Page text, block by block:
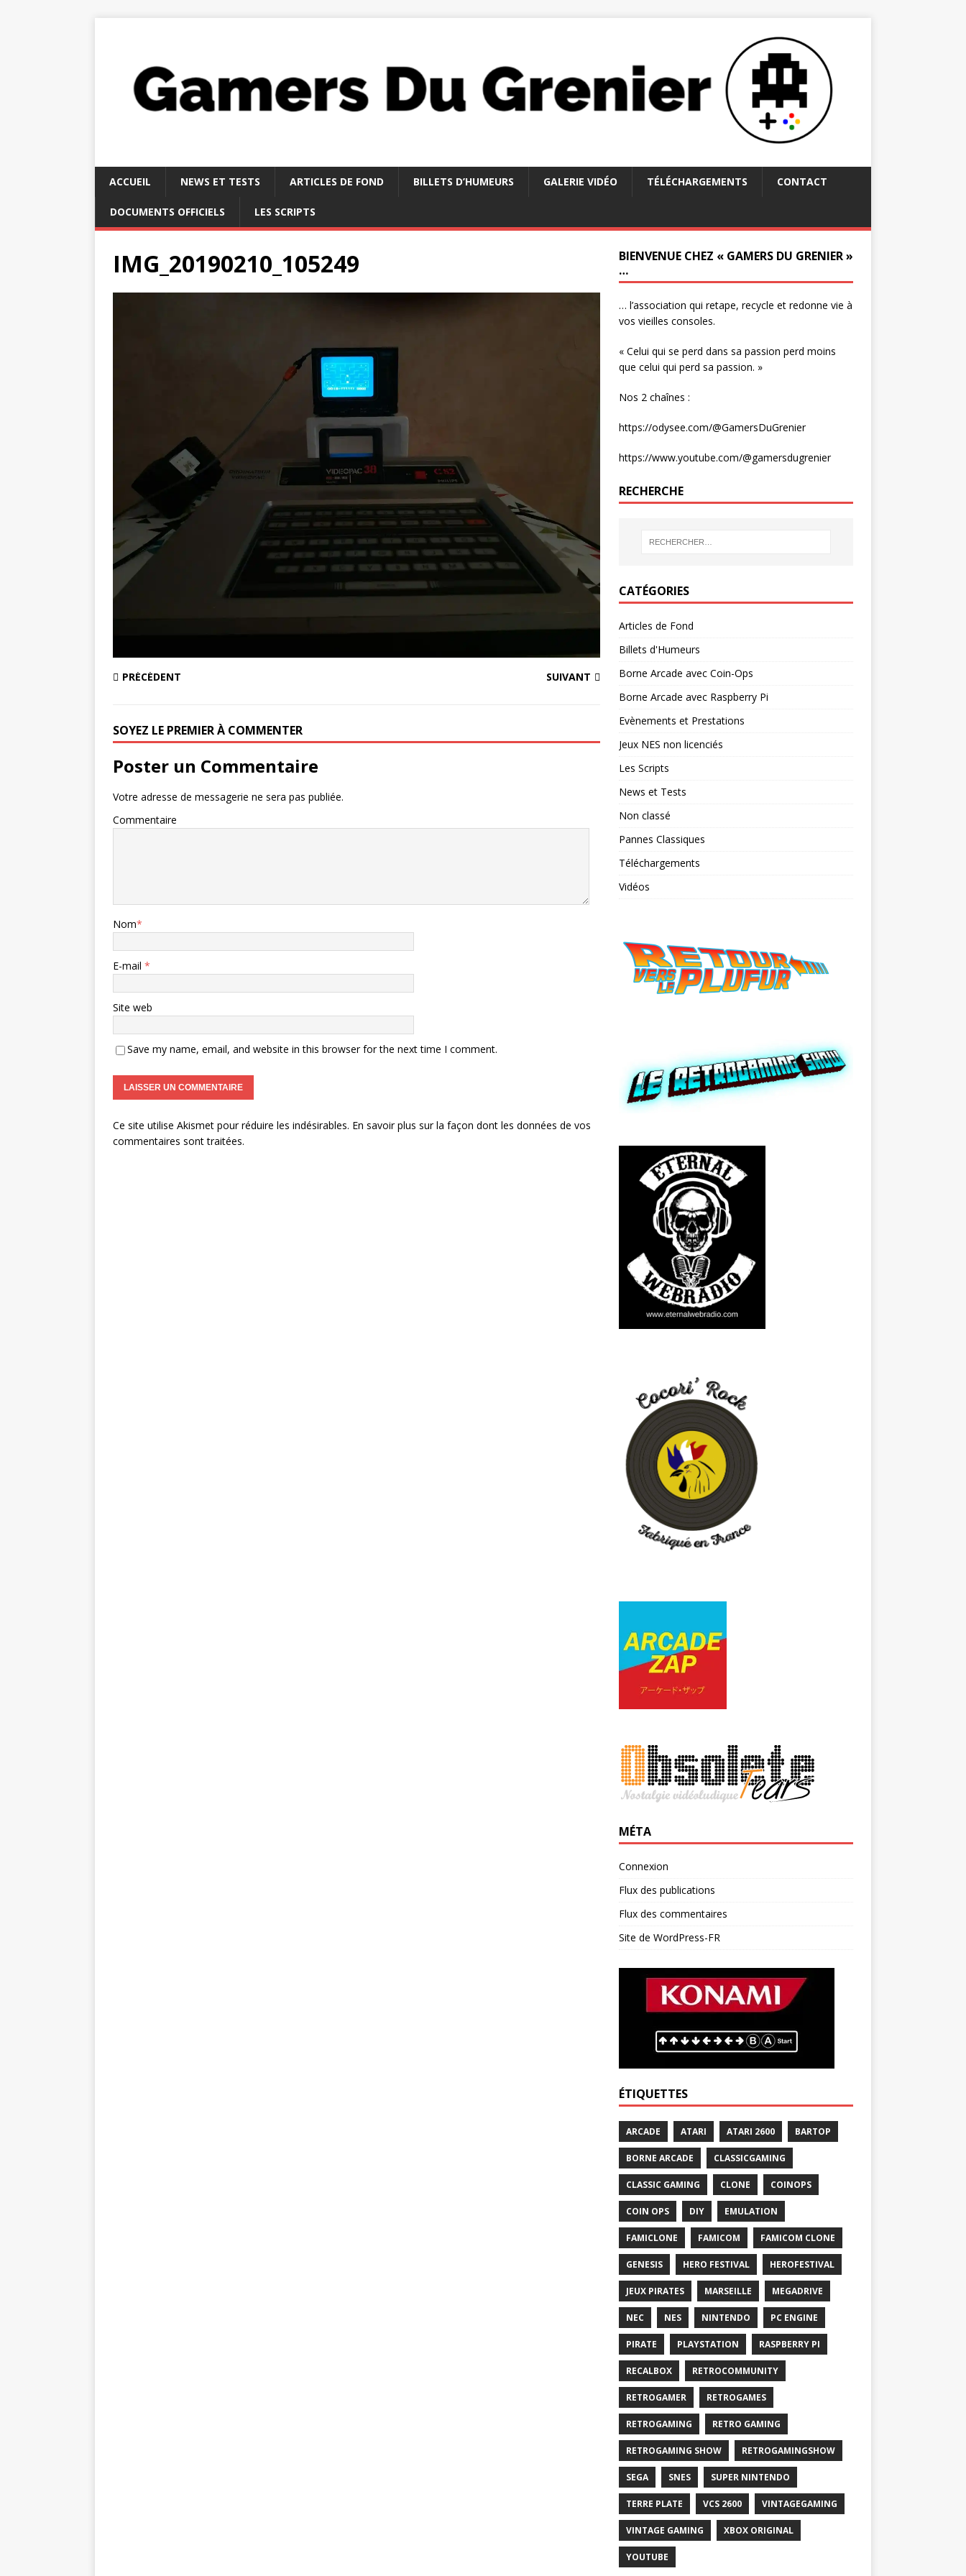
ACCUEIL NEWS ET TESTS ARTICLES DE FOND BILLETS D’HUMEURS GALERIE VIDÉO TÉLÉCHARGEMENTS CONTACT
DOCUMENTS OFFICIELS LES SCRIPTS
IMG_20190210_105249
PRÉCÉDENT SUIVANT
SOYEZ LE PREMIER À COMMENTER
Poster un Commentaire
Votre adresse de messagerie ne sera pas publiée.
Commentaire
Nom*
E-mail *
Site web
Save my name, email, and website in this browser for the next time I comment.
Ce site utilise Akismet pour réduire les indésirables. En savoir plus sur la façon dont les données de vos
commentaires sont traitées.
BIENVENUE CHEZ « GAMERS DU GRENIER »
…
… l’association qui retape, recycle et redonne vie à
vos vieilles consoles.
« Celui qui se perd dans sa passion perd moins
que celui qui perd sa passion. »
Nos 2 chaînes :
https://odysee.com/@GamersDuGrenier
https://www.youtube.com/@gamersdugrenier
RECHERCHE
CATÉGORIES
Articles de Fond
Billets d'Humeurs
Borne Arcade avec Coin-Ops
Borne Arcade avec Raspberry Pi
Evènements et Prestations
Jeux NES non licenciés
Les Scripts
News et Tests
Non classé
Pannes Classiques
Téléchargements
Vidéos
MÉTA
Connexion
Flux des publications
Flux des commentaires
Site de WordPress-FR
ÉTIQUETTES
ARCADE ATARI ATARI 2600 BARTOP
BORNE ARCADE CLASSICGAMING
CLASSIC GAMING CLONE COINOPS
COIN OPS DIY EMULATION
FAMICLONE FAMICOM FAMICOM CLONE
GENESIS HERO FESTIVAL HEROFESTIVAL
JEUX PIRATES MARSEILLE MEGADRIVE
NEC NES NINTENDO PC ENGINE
PIRATE PLAYSTATION RASPBERRY PI
RECALBOX RETROCOMMUNITY
RETROGAMER RETROGAMES
RETROGAMING RETRO GAMING
RETROGAMING SHOW RETROGAMINGSHOW
SEGA SNES SUPER NINTENDO
TERRE PLATE VCS 2600 VINTAGEGAMING
VINTAGE GAMING XBOX ORIGINAL
YOUTUBE